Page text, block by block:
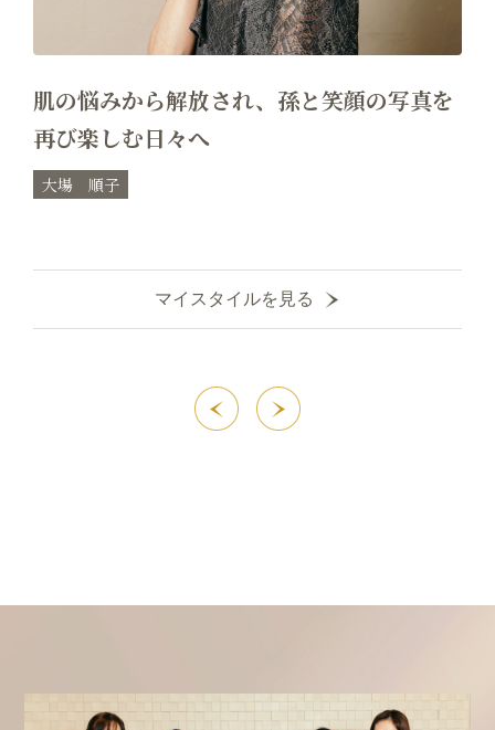
肌の悩みから解放され、孫と笑顔の写真を
再び楽しむ日々へ
大場 順子
マイスタイルを見る